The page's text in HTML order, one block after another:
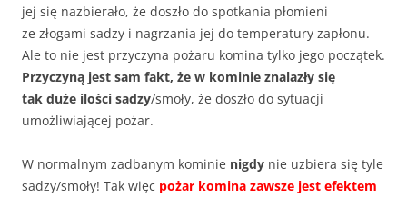
jej się nazbierało, że doszło do spotkania płomieni
ze złogami sadzy i nagrzania jej do temperatury zapłonu.
Ale to nie jest przyczyna pożaru komina tylko jego początek.
Przyczyną jest sam fakt, że w kominie znalazły się
tak duże ilości sadzy/smoły, że doszło do sytuacji
umożliwiającej pożar.
W normalnym zadbanym kominie nigdy nie uzbiera się tyle
sadzy/smoły! Tak więc pożar komina zawsze jest efektem